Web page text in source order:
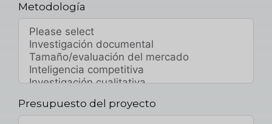
Metodología
Presupuesto del proyecto